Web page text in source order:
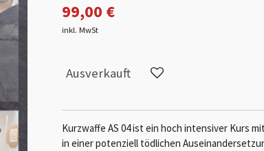
99,00 €
inkl. MwSt
Ausverkauft
Kurzwaffe AS 04 ist ein hoch intensiver Kurs
in einer potenziell tödlichen